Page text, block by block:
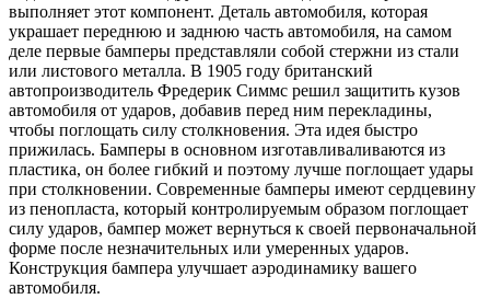
выполняет этот компонент. Деталь автомобиля, которая
украшает переднюю и заднюю часть автомобиля, на самом
деле первые бамперы представляли собой стержни из стали
или листового металла. В 1905 году британский
автопроизводитель Фредерик Симмс решил защитить кузов
автомобиля от ударов, добавив перед ним перекладины,
чтобы поглощать силу столкновения. Эта идея быстро
прижилась. Бамперы в основном изготавливаливаются из
пластика, он более гибкий и поэтому лучше поглощает удары
при столкновении. Современные бамперы имеют сердцевину
из пенопласта, который контролируемым образом поглощает
силу ударов, бампер может вернуться к своей первоначальной
форме после незначительных или умеренных ударов.
Конструкция бампера улучшает аэродинамику вашего
автомобиля.